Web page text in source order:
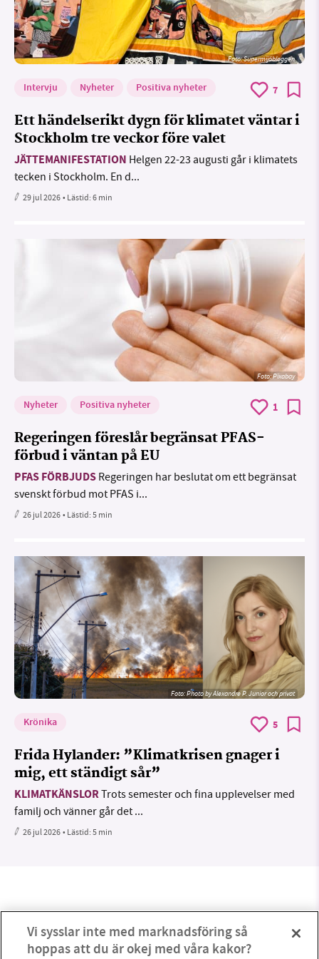
Foto: Supermijöbloggen
Intervju Nyheter Positiva nyheter 7
Ett händelserikt dygn för klimatet väntar i
Stockholm tre veckor före valet
JÄTTEMANIFESTATION Helgen 22-23 augusti går i klimatets
tecken i Stockholm. En d...
29 jul 2026• Lästid:6 min
Foto:Pixabay
Nyheter Positiva nyheter 1
Regeringen föreslår begränsat PFAS-
förbud i väntan på EU
PFAS FÖRBJUDS Regeringen har beslutat om ett begränsat
svenskt förbud mot PFAS i...
26 jul 2026• Lästid:5 min
Foto:Photo by Alexandre P. Junior och privat
Krönika 5
Frida Hylander: ”Klimatkrisen gnager i
mig, ett ständigt sår”
KLIMATKÄNSLORTrots semester och fina upplevelser med
familj och vänner går det ...
26 jul 2026• Lästid:5 min
Vi sysslar inte med marknadsföring så
hoppas att du är okej med våra kakor?